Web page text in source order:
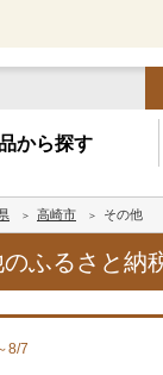
から探す
高崎市 その他
ふるさと納
8/7